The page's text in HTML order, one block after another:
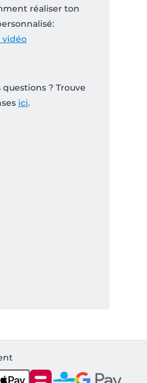
réaliser ton
vidéo
questions ? Trouve
ici.